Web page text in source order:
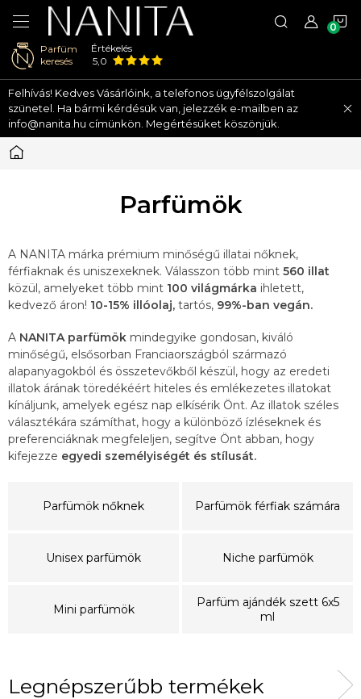
Ugrás
fő
tartalomhoz
Parfüm
keresés
Értékelés
5,0
Felhívás! Kedves Vásárlóink, a telefonos ügyfélszolgálat
szünetel. Ha bármi kérdésük van, jelezzék e-mailben az
info@nanita.hu címünkön. Megértésüket köszönjük.
Kezdőlap
Parfümök
A NANITA márka prémium minőségű illatai nőknek,
férfiaknak és uniszexeknek. Válasszon több mint 560 illat
közül, amelyeket több mint 100 világmárka ihletett,
kedvező áron! 10-15% illóolaj, tartós, 99%-ban vegán.
A NANITA parfümök mindegyike gondosan, kiváló
minőségű, elsősorban Franciaországból származó
alapanyagokból és összetevőkből készül, hogy az eredeti
illatok árának töredékéért hiteles és emlékezetes illatokat
kínáljunk, amelyek egész nap elkísérik Önt. Az illatok széles
választékára számíthat, hogy a különböző ízléseknek és
preferenciáknak megfeleljen, segítve Önt abban, hogy
kifejezze egyedi személyiségét és stílusát.
Parfümök nőknek Parfümök férfiak számára
Unisex parfümök Niche parfümök
Mini parfümök
Parfüm ajándék szett 6x5
ml
Legnépszerűbb termékek